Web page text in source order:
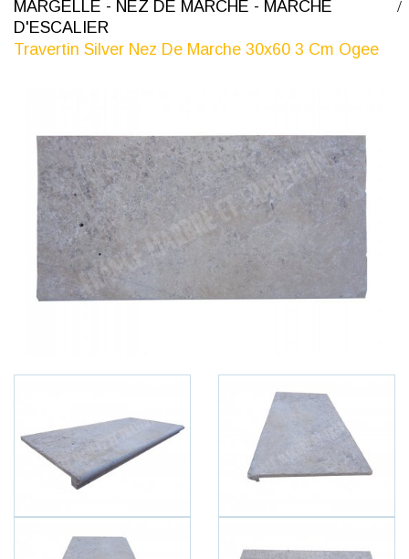
MARGELLE - NEZ DE MARCHE - MARCHE
D'ESCALIER
Travertin Silver Nez De Marche 30x60 3 Cm Ogee